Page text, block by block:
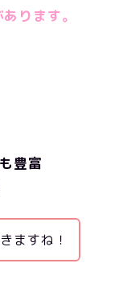
ります。
豊富
ますね！